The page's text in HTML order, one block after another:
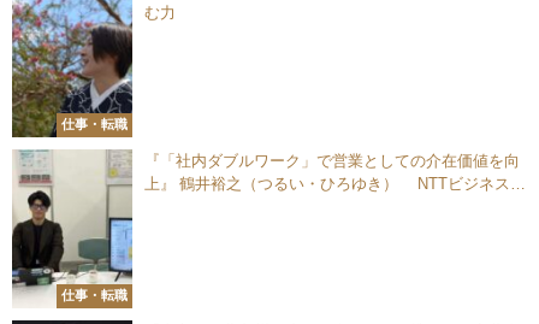
仕事・転職
む力
仕事・転職
『「社内ダブルワーク」で営業としての介在価値を向
上』 鶴井裕之（つるい・ひろゆき） NTTビジネスソ